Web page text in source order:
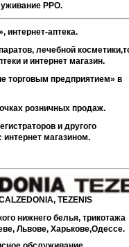
РРО.
интернет-аптека.
лечебной
и интернет магазин.
торговым предприятием» в
розничных продаж.
и другого
интернет магазином.
TEZENIS
нижнего белья, трикотажа
Львове, Харькове,Одессе.